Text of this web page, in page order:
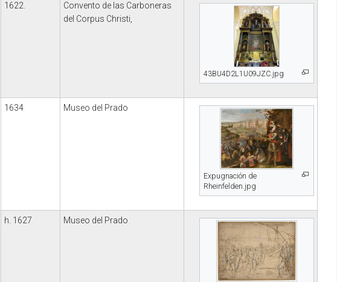
1622.
Convento de las Carboneras
del Corpus Christi,
43BU4D2L1U09JZC.jpg
1634 Museo del Prado
Expugnación de
Rheinfelden.jpg
h. 1627 Museo del Prado